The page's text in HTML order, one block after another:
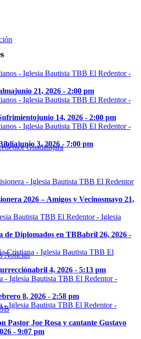
Guadalajara
Noticias
junio 21, 2026 - 2:00 pm
junio 14, 2026 - 2:00 pm
junio 3, 2026 - 7:00 pm
2026 – Amigos y Vecinosmayo 21,
de Diplomados en TBBabril 26, 2026 -
abril 4, 2026 - 5:13 pm
8, 2026 - 2:58 pm
Pastor Joe Rosa y cantante Gustavo
- 9:07 pm